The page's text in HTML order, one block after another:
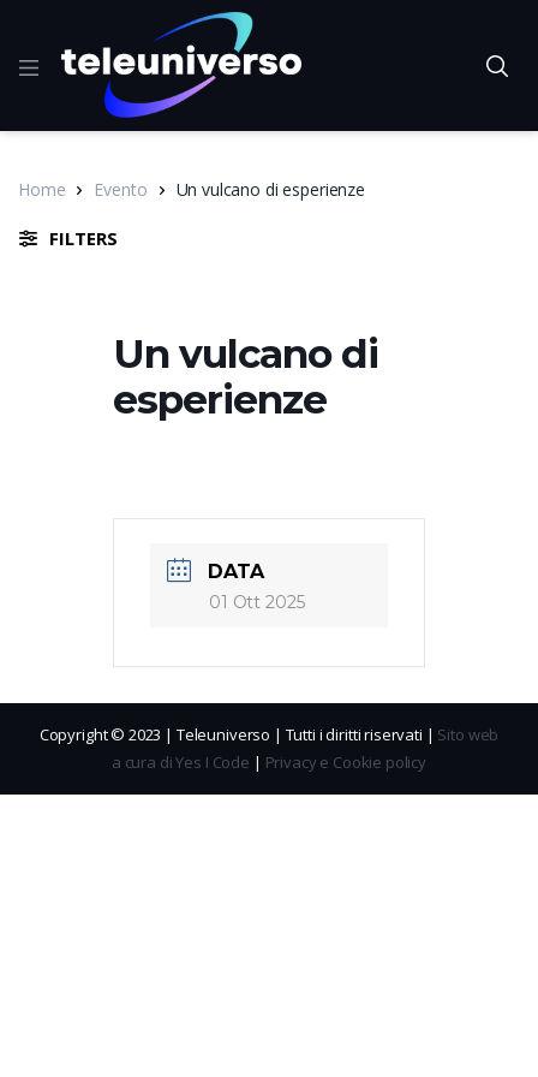
Home Evento Un vulcano di esperienze
FILTERS
Un vulcano di
esperienze
DATA
01 Ott 2025
Copyright © 2023 | Teleuniverso | Tutti i diritti riservati | Sito web
a cura di Yes I Code | Privacy e Cookie policy